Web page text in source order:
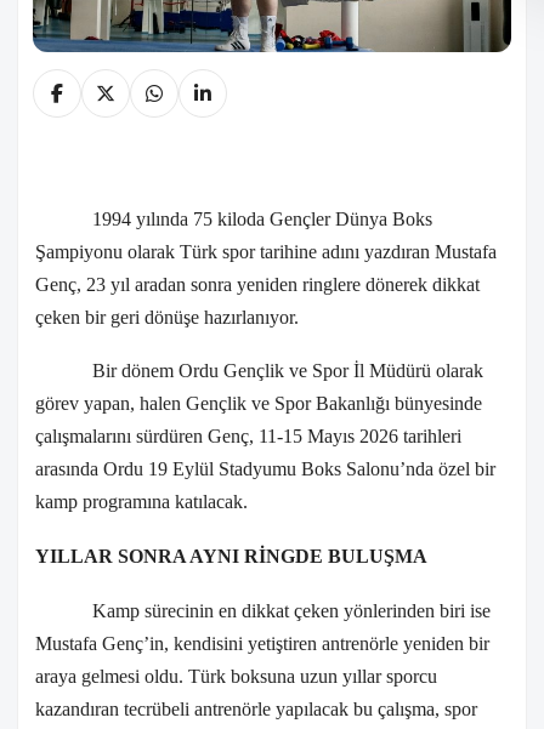
1994 yılında 75 kiloda Gençler Dünya Boks
Şampiyonu olarak Türk spor tarihine adını yazdıran Mustafa
Genç, 23 yıl aradan sonra yeniden ringlere dönerek dikkat
çeken bir geri dönüşe hazırlanıyor.
Bir dönem Ordu Gençlik ve Spor İl Müdürü olarak
görev yapan, halen Gençlik ve Spor Bakanlığı bünyesinde
çalışmalarını sürdüren Genç, 11-15 Mayıs 2026 tarihleri
arasında Ordu 19 Eylül Stadyumu Boks Salonu’nda özel bir
kamp programına katılacak.
YILLAR SONRA AYNI RİNGDE BULUŞMA
Kamp sürecinin en dikkat çeken yönlerinden biri ise
Mustafa Genç’in, kendisini yetiştiren antrenörle yeniden bir
araya gelmesi oldu. Türk boksuna uzun yıllar sporcu
kazandıran tecrübeli antrenörle yapılacak bu çalışma, spor